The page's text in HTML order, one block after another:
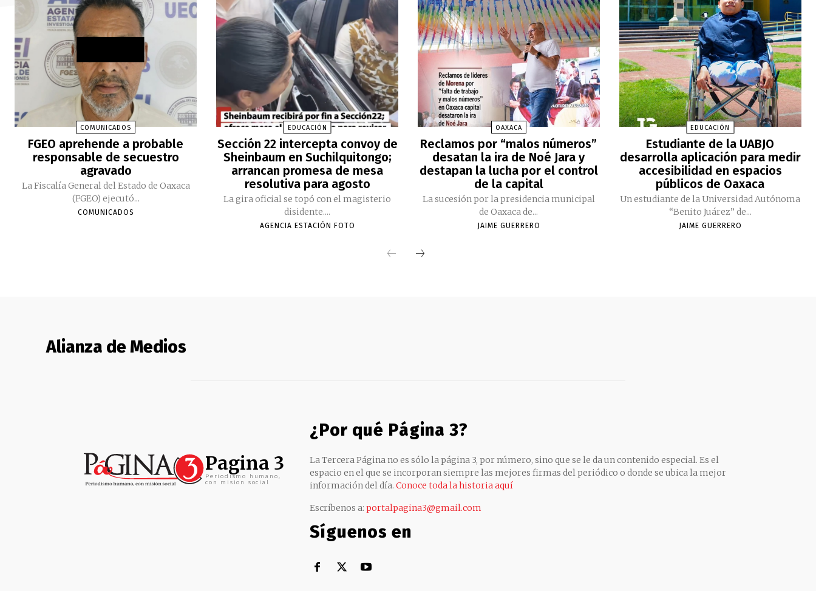
COMUNICADOS
FGEO aprehende a probable
responsable de secuestro
agravado
La Fiscalía General del Estado de Oaxaca
(FGEO) ejecutó...
COMUNICADOS
EDUCACIÓN
Sección 22 intercepta convoy de
Sheinbaum en Suchilquitongo;
arrancan promesa de mesa
resolutiva para agosto
La gira oficial se topó con el magisterio
disidente....
AGENCIA ESTACIÓN FOTO
OAXACA
Reclamos por “malos números”
desatan la ira de Noé Jara y
destapan la lucha por el control
de la capital
La sucesión por la presidencia municipal
de Oaxaca de...
JAIME GUERRERO
EDUCACIÓN
Estudiante de la UABJO
desarrolla aplicación para medir
accesibilidad en espacios
públicos de Oaxaca
Un estudiante de la Universidad Autónoma
“Benito Juárez” de...
JAIME GUERRERO
Alianza de Medios
Pagina 3
Periodismo humano,
con mision social
¿Por qué Página 3?
La Tercera Página no es sólo la página 3, por número, sino que se le da un contenido especial. Es el
espacio en el que se incorporan siempre las mejores firmas del periódico o donde se ubica la mejor
información del día. Conoce toda la historia aquí
Escríbenos a: portalpagina3@gmail.com
Síguenos en